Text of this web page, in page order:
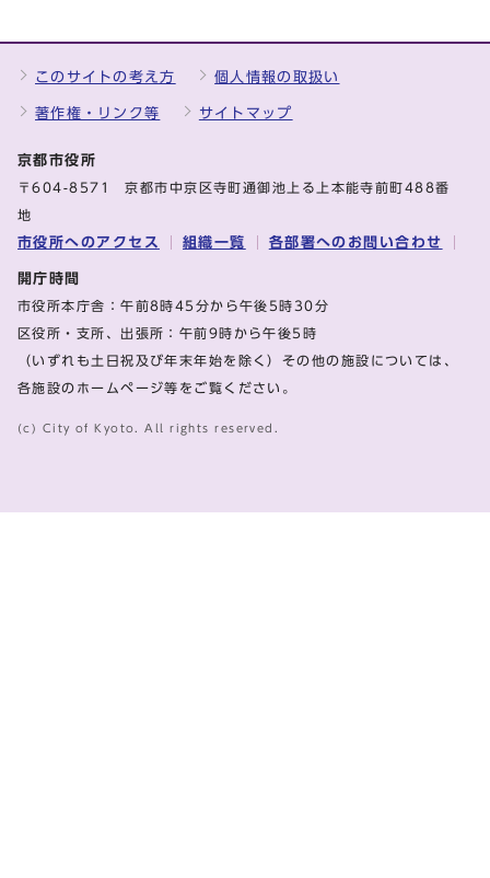
このサイトの考え方 個人情報の取扱い
著作権・リンク等 サイトマップ
京都市役所
〒604-8571 京都市中京区寺町通御池上る上本能寺前町488番
地
市役所へのアクセス 組織一覧 各部署へのお問い合わせ
開庁時間
市役所本庁舎：午前8時45分から午後5時30分
区役所・支所、出張所：午前9時から午後5時
（いずれも土日祝及び年末年始を除く）その他の施設については、
各施設のホームページ等をご覧ください。
(c) City of Kyoto. All rights reserved.